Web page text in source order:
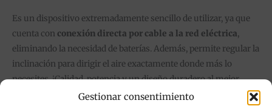
Gestionar consentimiento
Es un dispositivo extremadamente sencillo de utilizar, ya que
cuenta con conexión directa por cable a la red eléctrica,
eliminando la necesidad de baterías. Además, permite regular la
inclinación para dirigir el aire exactamente donde más lo
necesites. ¡Calidad, potencia y un diseño duradero al mejor
precio en nuestra tienda online!